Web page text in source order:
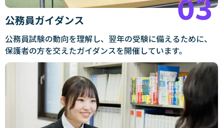
公務員ガイダンス
公務員試験の動向を理解し、翌年の受験に備えるために、
保護者の方を交えたガイダンスを開催しています。